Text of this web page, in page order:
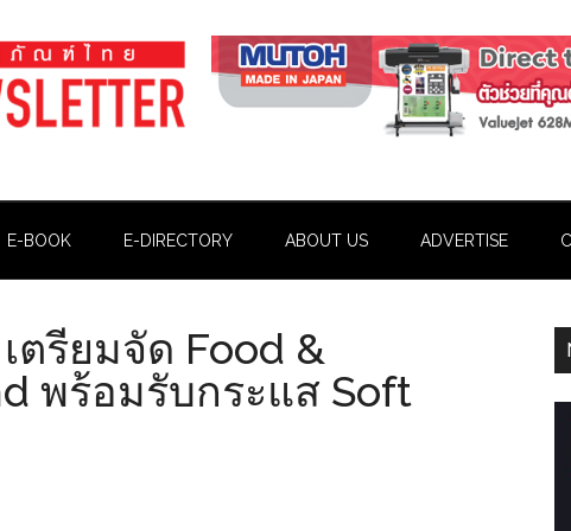
E-BOOK E-DIRECTORY ABOUT US ADVERTISE
ตรียมจัด Food &
พร้อมรับกระแส Soft